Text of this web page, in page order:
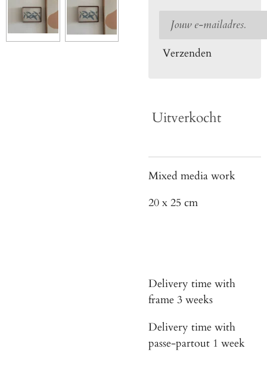
Verzenden
Uitverkocht
Mixed media work
20 x 25 cm
Delivery time with
frame 3 weeks
Delivery time with
passe-partout 1 week